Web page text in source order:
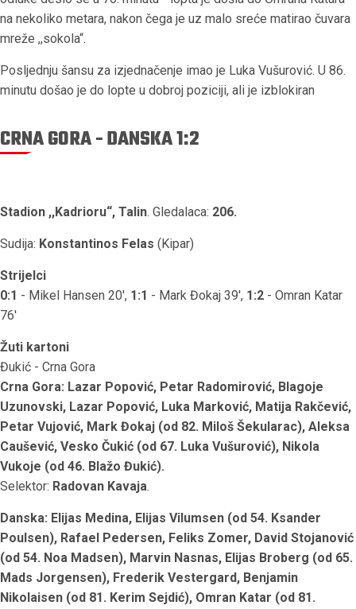
na nekoliko metara, nakon čega je uz malo sreće matirao čuvara
mreže ,,sokola“.
Posljednju šansu za izjednačenje imao je Luka Vušurović. U 86.
minutu došao je do lopte u dobroj poziciji, ali je izblokiran
CRNA GORA - DANSKA 1:2
Stadion ,,Kadrioru“, Talin. Gledalaca: 206.
Sudija: Konstantinos Felas (Kipar)
Strijelci
0:1 - Mikel Hansen 20', 1:1 - Mark Đokaj 39', 1:2 - Omran Katar
76'
Žuti kartoni
Đukić - Crna Gora
Crna Gora: Lazar Popović, Petar Radomirović, Blagoje
Uzunovski, Lazar Popović, Luka Marković, Matija Rakčević,
Petar Vujović, Mark Đokaj (od 82. Miloš Šekularac), Aleksa
Caušević, Vesko Čukić (od 67. Luka Vušurović), Nikola
Vukoje (od 46. Blažo Đukić).
Selektor: Radovan Kavaja.
Danska: Elijas Medina, Elijas Vilumsen (od 54. Ksander
Poulsen), Rafael Pedersen, Feliks Zomer, David Stojanović
(od 54. Noa Madsen), Marvin Nasnas, Elijas Broberg (od 65.
Mads Jorgensen), Frederik Vestergard, Benjamin
Nikolaisen (od 81. Kerim Sejdić), Omran Katar (od 81.